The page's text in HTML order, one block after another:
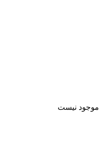
موجود نیست